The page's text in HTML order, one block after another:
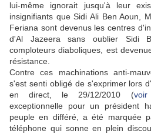
lui-même ignorait jusqu'à leur
insignifiants que Sidi Ali Ben Aoun,
Feriana sont devenus les centres
d'Al Jazeera sans oublier Sidi
comploteurs diaboliques, est
résistance.
Contre ces machinations anti-
s'est senti obligé de s'exprimer lors
en direct, le 29/12/2010 (
exceptionnelle pour un président
peuple en différé, a été marquée
téléphone qui sonne en plein